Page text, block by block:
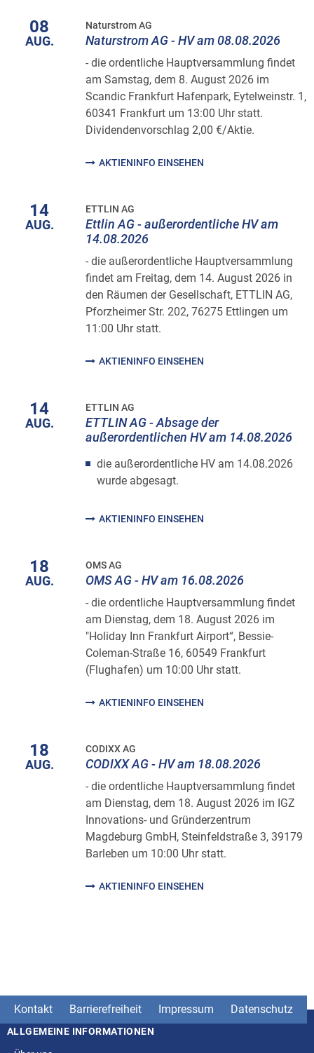
08
AUG.
Naturstrom AG
Naturstrom AG - HV am 08.08.2026
- die ordentliche Hauptversammlung findet
am Samstag, dem 8. August 2026 im
Scandic Frankfurt Hafenpark, Eytelweinstr. 1,
60341 Frankfurt um 13:00 Uhr statt.
Dividendenvorschlag 2,00 €/Aktie.
AKTIENINFO EINSEHEN
14
AUG.
ETTLIN AG
Ettlin AG - außerordentliche HV am
14.08.2026
- die außerordentliche Hauptversammlung
findet am Freitag, dem 14. August 2026 in
den Räumen der Gesellschaft, ETTLIN AG,
Pforzheimer Str. 202, 76275 Ettlingen um
11:00 Uhr statt.
AKTIENINFO EINSEHEN
14
AUG.
ETTLIN AG
ETTLIN AG - Absage der
außerordentlichen HV am 14.08.2026
die außerordentliche HV am 14.08.2026
wurde abgesagt.
AKTIENINFO EINSEHEN
18
AUG.
OMS AG
OMS AG - HV am 16.08.2026
- die ordentliche Hauptversammlung findet
am Dienstag, dem 18. August 2026 im
"Holiday Inn Frankfurt Airport“, Bessie-
Coleman-Straße 16, 60549 Frankfurt
(Flughafen) um 10:00 Uhr statt.
AKTIENINFO EINSEHEN
18
AUG.
CODIXX AG
CODIXX AG - HV am 18.08.2026
- die ordentliche Hauptversammlung findet
am Dienstag, dem 18. August 2026 im IGZ
Innovations- und Gründerzentrum
Magdeburg GmbH, Steinfeldstraße 3, 39179
Barleben um 10:00 Uhr statt.
AKTIENINFO EINSEHEN
Kontakt Barrierefreiheit Impressum Datenschutz
Seitenstruktur
ALLGEMEINE INFORMATIONEN